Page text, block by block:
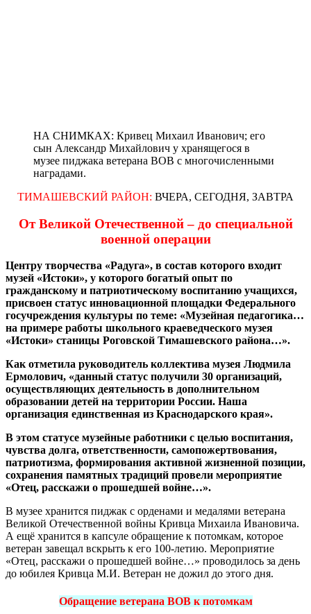
НА СНИМКАХ: Кривец Михаил Иванович; его
сын Александр Михайлович у хранящегося в
музее пиджака ветерана ВОВ с многочисленными
наградами.
ТИМАШЕВСКИЙ РАЙОН: ВЧЕРА, СЕГОДНЯ, ЗАВТРА
От Великой Отечественной – до специальной
военной операции
Центру творчества «Радуга», в состав которого входит
музей «Истоки», у которого богатый опыт по
гражданскому и патриотическому воспитанию учащихся,
присвоен статус инновационной площадки Федерального
госучреждения культуры по теме: «Музейная педагогика…
на примере работы школьного краеведческого музея
«Истоки» станицы Роговской Тимашевского района…».
Как отметила руководитель коллектива музея Людмила
Ермолович, «данный статус получили 30 организаций,
осуществляющих деятельность в дополнительном
образовании детей на территории России. Наша
организация единственная из Краснодарского края».
В этом статусе музейные работники с целью воспитания,
чувства долга, ответственности, самопожертвования,
патриотизма, формирования активной жизненной позиции,
сохранения памятных традиций провели мероприятие
«Отец, расскажи о прошедшей войне…».
В музее хранится пиджак с орденами и медалями ветерана
Великой Отечественной войны Кривца Михаила Ивановича.
А ещё хранится в капсуле обращение к потомкам, которое
ветеран завещал вскрыть к его 100-летию. Мероприятие
«Отец, расскажи о прошедшей войне…» проводилось за день
до юбилея Кривца М.И. Ветеран не дожил до этого дня.
Обращение ветерана ВОВ к потомкам